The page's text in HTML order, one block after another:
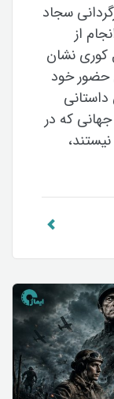
سجاد
از
کوری نشان
حضور خود
که در